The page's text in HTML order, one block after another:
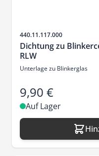
Artikelnr.
440.11.117.000
Dichtung zu
RLW
Unterlage zu Blinkerglas
9,90 €
Auf Lager